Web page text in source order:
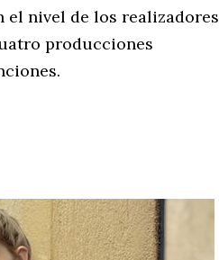
el nivel de los realizadores
producciones